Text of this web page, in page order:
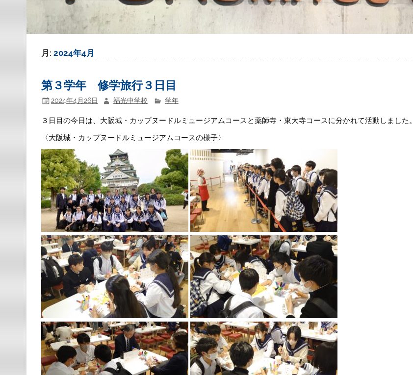
月:2024年4月
第３学年 修学旅行３日目
2024年4月26日 福光中学校 学年
３日目の今日は、大阪城・カップヌードルミュージアムコースと薬師寺・東大寺コースに分かれて活動しました。
〈大阪城・カップヌードルミュージアムコースの様子〉